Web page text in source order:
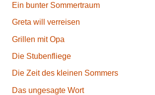
Ein bunter Sommertraum
Greta will verreisen
Grillen mit Opa
Die Stubenfliege
Die Zeit des kleinen Sommers
Das ungesagte Wort